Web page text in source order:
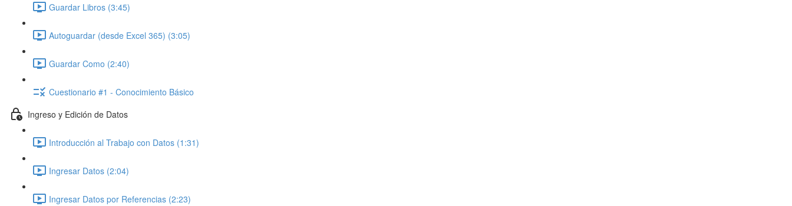
Guardar Libros (3:45)
Autoguardar (desde Excel 365) (3:05)
Guardar Como (2:40)
Cuestionario #1 - Conocimiento Básico
Ingreso y Edición de Datos
Introducción al Trabajo con Datos (1:31)
Ingresar Datos (2:04)
Ingresar Datos por Referencias (2:23)